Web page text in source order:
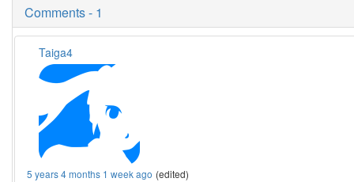
Comments - 1
Taiga4
5 years 4 months 1 week ago (edited)